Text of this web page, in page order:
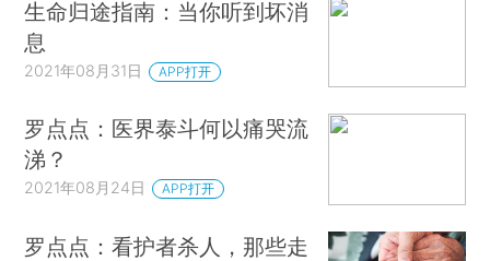
生命归途指南：当你听到坏消
息
2021年08月31日 APP打开
罗点点：医界泰斗何以痛哭流
涕？
2021年08月24日 APP打开
罗点点：看护者杀人，那些走